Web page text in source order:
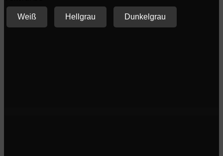
Weiß Hellgrau Dunkelgrau